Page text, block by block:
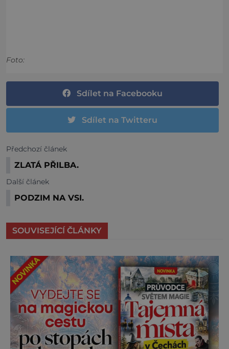
Foto:
Sdílet na Facebooku
Sdílet na Twitteru
Předchozí článek
ZLATÁ PŘILBA.
Další článek
PODZIM NA VSI.
SOUVISEJÍCÍ ČLÁNKY